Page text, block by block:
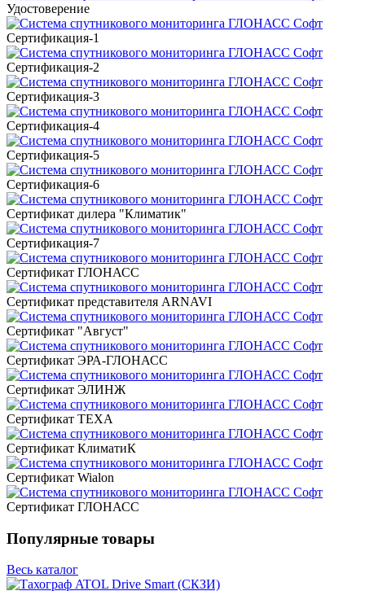
Удостоверение
Сертификация-1
Сертификация-2
Сертификация-3
Сертификация-4
Сертификация-5
Сертификация-6
Сертификат дилера "Климатик"
Сертификация-7
Сертификат ГЛОНАСС
Сертификат представителя ARNAVI
Сертификат "Август"
Сертификат ЭРА-ГЛОНАСС
Сертификат ЭЛИНЖ
Сертификат TEXA
Сертификат КлиматиК
Сертификат Wialon
Сертификат ГЛОНАСС
Популярные товары
Весь каталог